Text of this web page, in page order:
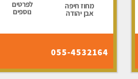
מחוז חיפה
אבן יהודה
לפרטים
נוספים
055-4532164